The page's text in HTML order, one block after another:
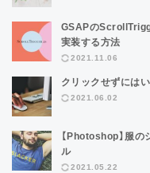
GSAPの
実装する方法
2021.11.06
クリックせずには
2021.06.02
【Photoshop】服
ル
2021.05.22